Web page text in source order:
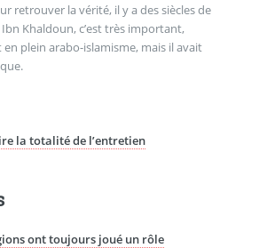
retrouver la vérité, il y a des siècles de
Khaldoun, c’est très important,
en plein arabo-islamisme, mais il avait
la totalité de l’entretien
ont toujours joué un rôle